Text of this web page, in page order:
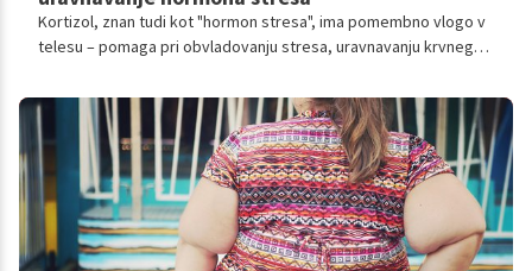
Kortizol, znan tudi kot "hormon stresa", ima pomembno vlogo v
telesu – pomaga pri obvladovanju stresa, uravnavanju krvnega